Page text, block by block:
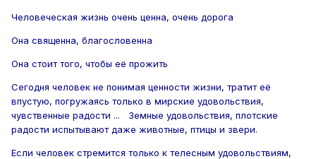
Человеческая жизнь очень ценна, очень дорога
Она священна, благословенна
Она стоит того, чтобы её прожить
Сегодня человек не понимая ценности жизни, тратит её
впустую, погружаясь только в мирские удовольствия,
чувственные радости ... Земные удовольствия, плотские
радости испытывают даже животные, птицы и звери.
Если человек стремится только к телесным удовольствиям,